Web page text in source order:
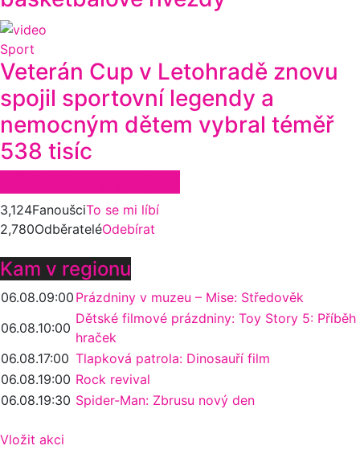
Sport
Veterán Cup v Letohradě znovu
spojil sportovní legendy a
nemocným dětem vybral téměř
538 tisíc
3,124FanoušciTo se mi líbí
2,780OdběrateléOdebírat
Kam v regionu
06.08.09:00 Prázdniny v muzeu – Mise: Středověk
06.08.10:00
Dětské filmové prázdniny: Toy Story 5: Příběh
hraček
06.08.17:00 Tlapková patrola: Dinosauří film
06.08.19:00 Rock revival
06.08.19:30 Spider-Man: Zbrusu nový den
Vložit akci